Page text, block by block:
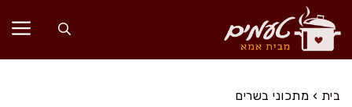
לדלג
לתוכן
בית › מתכוני בשרים